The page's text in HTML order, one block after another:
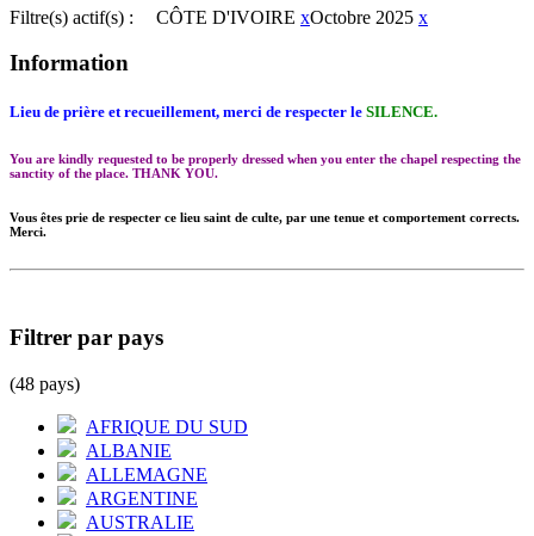
Filtre(s) actif(s) : CÔTE D'IVOIRE xOctobre 2025 x
Information
Lieu de prière et recueillement, merci de respecter le SILENCE.
You are kindly requested to be properly dressed when you enter the chapel respecting the
sanctity of the place. THANK YOU.
Vous êtes prie de respecter ce lieu saint de culte, par une tenue et comportement corrects.
Merci.
Filtrer par pays
(48 pays)
AFRIQUE DU SUD
ALBANIE
ALLEMAGNE
ARGENTINE
AUSTRALIE